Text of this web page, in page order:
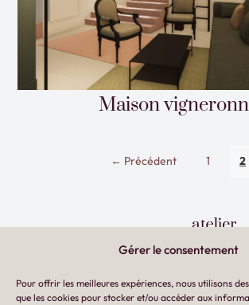
Gérer le consentement
Pour offrir les meilleures expériences, nous utilisons
que les cookies pour stocker et/ou accéder aux
Maison
← Précédent 1 2